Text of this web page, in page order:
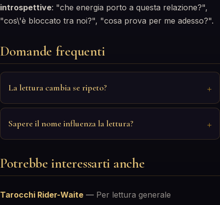
introspettive: "che energia porto a questa relazione?",
"cos\'è bloccato tra noi?", "cosa prova per me adesso?".
Domande frequenti
La lettura cambia se ripeto?
Sapere il nome influenza la lettura?
Potrebbe interessarti anche
Tarocchi Rider-Waite — Per lettura generale